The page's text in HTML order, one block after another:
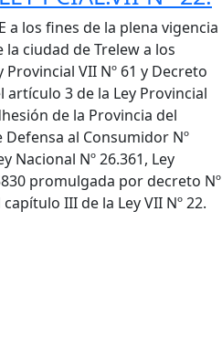
a los fines de la plena vigencia
ciudad de Trelew a los
VII Nº 61 y Decreto
3 de la Ley Provincial
de la Provincia del
Defensa al Consumidor Nº
Nacional Nº 26.361, Ley
promulgada por decreto Nº
III de la Ley VII Nº 22.